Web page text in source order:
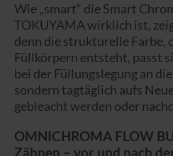
Wie „smart“ die Smart
TOKUYAMA wirklich ist,
denn die strukturelle Farbe,
Füllkörpern entsteht, passt
bei der Füllungslegung an
sondern tagtäglich aufs
gebleacht werden oder
OMNICHROMA FLOW
Zähnen – vor und nach